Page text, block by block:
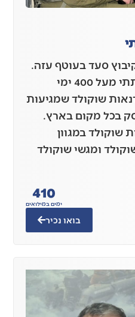
בן 37 גר בקיבוץ סעד בעוטף עזה.
מתחילת המלחמה שרתתי מעל 400 ימי
שוקולד שמגיעות
בכל מקום בארץ.
שוקולד במגוון
ומגשי שוקולד
ימים במילואים
410
בואו נכיר